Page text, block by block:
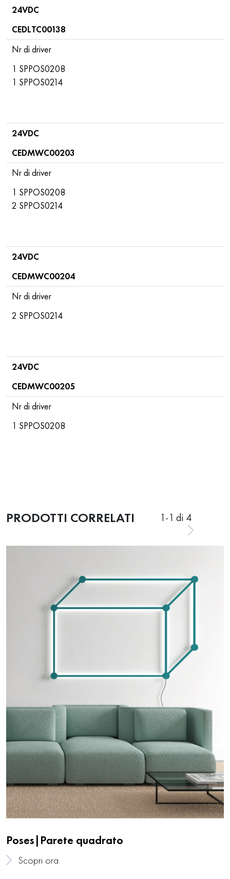
24VDC
CEDLTC00138
Nr di driver
1 SPPOS0208
1 SPPOS0214
24VDC
CEDMWC00203
Nr di driver
1 SPPOS0208
2 SPPOS0214
24VDC
CEDMWC00204
Nr di driver
2 SPPOS0214
24VDC
CEDMWC00205
Nr di driver
1 SPPOS0208
PRODOTTI CORRELATI 1-1 di 4
Poses|Parete quadrato
Scopri ora